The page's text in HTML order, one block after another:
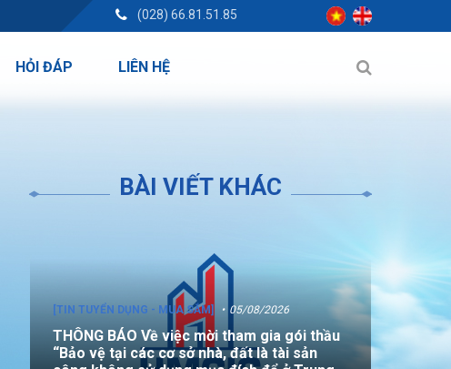
(028) 66.81.51.85
HỎI ĐÁP LIÊN HỆ
BÀI VIẾT KHÁC
[TIN TUYỂN DỤNG - MUA SẮM] 05/08/2026
THÔNG BÁO Về việc mời tham gia gói thầu
“Bảo vệ tại các cơ sở nhà, đất là tài sản